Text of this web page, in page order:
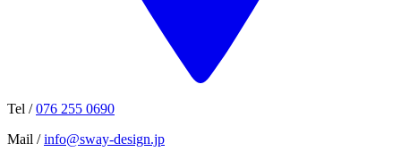
Tel /076 255 0690
Mail /info@sway-design.jp